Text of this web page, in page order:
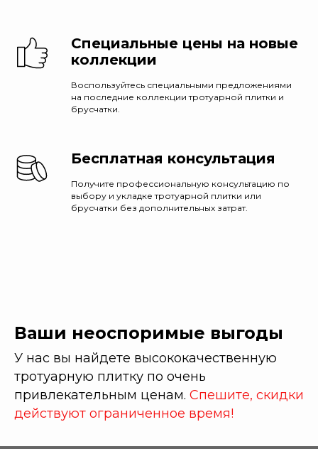
Специальные цены на новые
коллекции
Воспользуйтесь специальными предложениями
на последние коллекции тротуарной плитки и
брусчатки.
Бесплатная консультация
Получите профессиональную консультацию по
выбору и укладке тротуарной плитки или
брусчатки без дополнительных затрат.
Ваши неоспоримые выгоды
У нас вы найдете высококачественную
тротуарную плитку по очень
привлекательным ценам. Спешите, скидки
действуют ограниченное время!